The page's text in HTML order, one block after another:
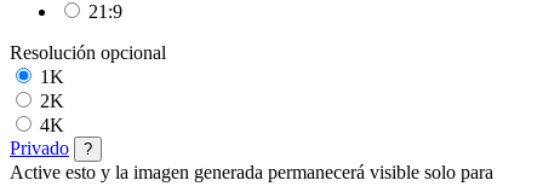
21:9
Resolución opcional
1K
2K
4K
Privado
?
Active esto y la imagen generada permanecerá visible solo para